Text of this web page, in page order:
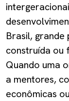
Brasil, grande
construída ou
Quando uma
a mentores,
econômicas